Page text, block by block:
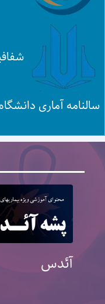
سالنامه آماری دانشگاه
آئدس